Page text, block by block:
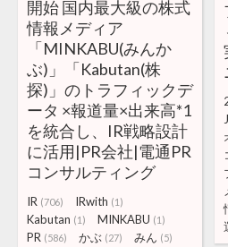
開始 国内最大級の株式
情報メディア
「MINKABU(みんか
ぶ)」「Kabutan(株
探)」のトラフィックデ
ータ ×報道量×出来高*1
を統合し、IR戦略設計
に活用|PR会社|電通PR
コンサルティング
IR (706) IRwith (1)
Kabutan (1) MINKABU (1)
PR (586) かぶ (27) みん (5)